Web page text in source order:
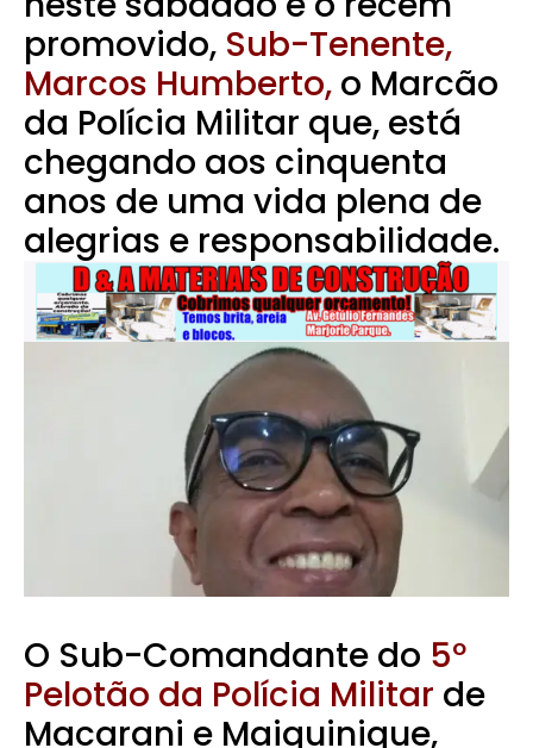
promovido, Sub-Tenente,
Marcos Humberto, o Marcão
da Polícia Militar que, está
chegando aos cinquenta
anos de uma vida plena de
alegrias e responsabilidade.
O Sub-Comandante do 5º
Pelotão da Polícia Militar de
Macarani e Maiquinique,